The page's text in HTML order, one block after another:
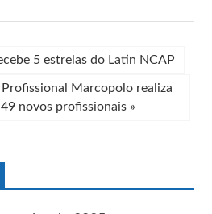
5 estrelas do Latin NCAP
Profissional Marcopolo realiza
novos profissionais »